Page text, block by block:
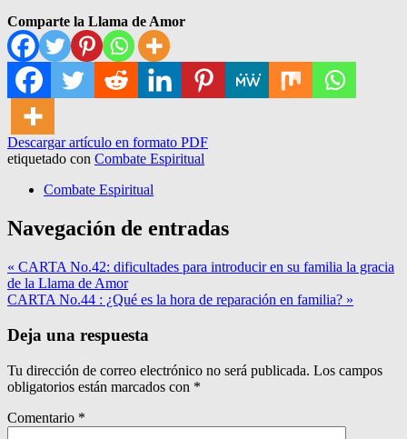
Comparte la Llama de Amor
Descargar artículo en formato PDF
etiquetado con Combate Espiritual
Combate Espiritual
Navegación de entradas
« CARTA No.42: dificultades para introducir en su familia la gracia
de la Llama de Amor
CARTA No.44 : ¿Qué es la hora de reparación en familia? »
Deja una respuesta
Tu dirección de correo electrónico no será publicada. Los campos
obligatorios están marcados con *
Comentario *